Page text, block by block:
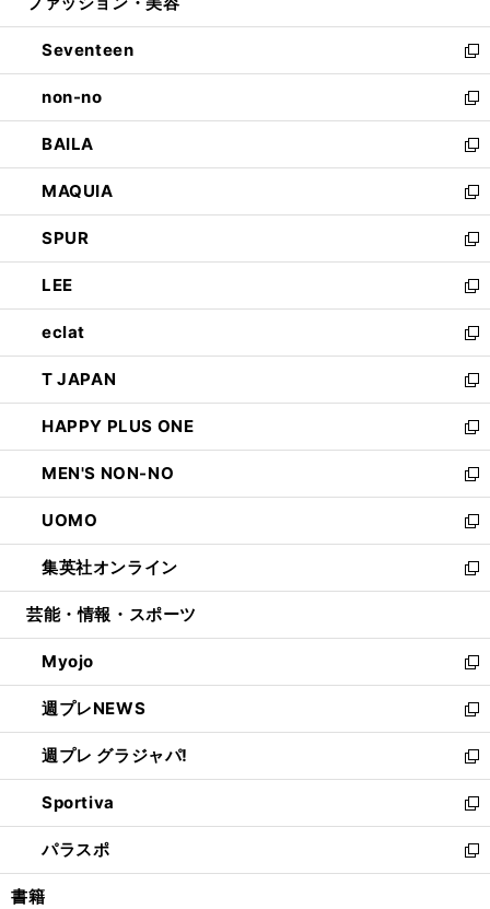
開
く
ウ
で
開
く
ン
ド
ウ
で
開
く
Seventeen
新
し
い
ウ
ィ
ン
ド
ウ
で
開
く
non-no
新
し
い
ウ
ィ
ン
ド
ウ
で
開
く
BAILA
新
し
い
ウ
ィ
ン
ド
ウ
で
開
く
MAQUIA
新
し
い
ウ
ィ
ン
ド
ウ
で
開
く
SPUR
新
し
い
ウ
ィ
ン
ド
ウ
で
開
く
LEE
新
し
い
ウ
ィ
ン
ド
ウ
で
開
く
eclat
新
し
い
ウ
ィ
ン
ド
ウ
で
開
く
T JAPAN
新
し
い
ウ
ィ
ン
ド
ウ
で
開
HAPPY PLUS ONE
新
し
い
ウ
ィ
ン
ド
ウ
開
く
MEN'S NON-NO
新
し
い
ウ
ィ
ン
ウ
で
開
く
UOMO
新
し
い
ウ
ン
ド
ウ
で
開
く
集英社オンライン
新
し
ウ
ィ
ン
ド
ウ
で
開
く
芸能・情報・スポーツ
Myojo
新
し
い
ウ
ィ
ン
ド
ウ
で
開
週プレNEWS
新
し
い
ウ
ィ
ン
ド
ウ
週プレ グラジャパ!
新
し
い
ウ
ィ
ン
Sportiva
新
し
い
ウ
パラスポ
新
し
書籍